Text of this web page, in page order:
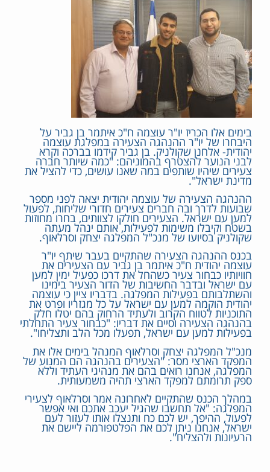
בימים אלו הכריז יו"ר עוצמה ח"כ איתמר בן גביר על
היבחרו של יו"ר ההנהגה הצעירה במפלגת עוצמה
יהודית- אלחנן שקולניק. בן גביר קידמו בברכה וקרא
לבני הנוער להצטרף בהמוניהם: "כמה שיותר חברה
צעירים שיהיו שותפים במה שאנו עושים, כדי להציל את
מדינת ישראל".
ההנהגה הצעירה של עוצמה יהודית יצאה לפני מספר
שבועות לדרך ובה חברים צעירים חדורי שליחות, לפעול
למען עם ישראל. הצעירים חולקו לצוותים, בחרו מחוזות
בשטח וקיבלו משימות לפעילות, אותם ינהל מעתה
שקולניק בסיועו של מנכ"ל המפלגה יצחק וסרלאוף.
בכנס ההנהגה הצעירה שהתקיים בעבר שיתף יו"ר
עוצמה יהודית ח"כ איתמר בן גביר עם הצעירים את
חוויותיו כבחור צעיר כשהחל את דרכו כפעיל ימין למען
עם ישראל ובדבר החשיבות של הדור הצעיר בימינו
והשתלבותם בפעילות המפלגה. בדבריו ציין כי עוצמה
יהודית הוקמה למען עם ישראל על כל מגזריו ופרט את
התוכניות לטווח הקרוב ולעתיד הרחוק בהם יטלו חלק
בהנהגה הצעירה וסיים את דבריו: "כבחור צעיר התחלתי
בפעילות למען עם ישראל, תפעלו מכל הלב ותצליחו".
מנכ"ל המפלגה יצחק וסרלאוף המנהל בימים אלו את
המפקד הארצי מסר: "הצעירים בהנהגה הם המנוע של
המפלגה, אנחנו רואים בהם את מנהיגי העתיד וללא
ספק תרומתם למפקד הארצי תהיה משמעותית.
במהלך הכנס שהתקיים לאחרונה אמר וסרלאוף לצעירי
המפלגה: "אל תחשבו שהגיל יעכב אתכם ואי אפשר
לפעול, ההיפך, יש לכם כח ותנצלו אותו לעזור לעם
ישראל, אנחנו ניתן לכם את הפלטפורמה ליישם את
הרעיונות ולהצליח".